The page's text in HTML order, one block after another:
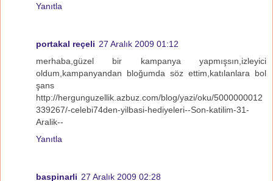
Yanıtla
portakal reçeli 27 Aralık 2009 01:12
merhaba,güzel bir kampanya yapmışsın,izleyici
oldum,kampanyandan bloğumda söz ettim,katılanlara bol
şans
http://hergunguzellik.azbuz.com/blog/yazi/oku/5000000012
339267/-celebi74den-yilbasi-hediyeleri--Son-katilim-31-
Aralik--
Yanıtla
baspinarli 27 Aralık 2009 02:28